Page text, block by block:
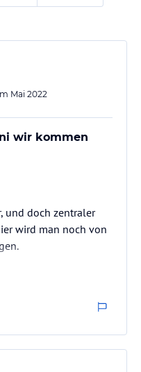
Mai 2022
wir kommen
und doch zentraler
wird man noch von